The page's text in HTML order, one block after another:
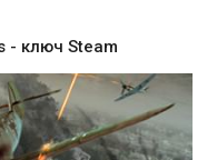
- ключ Steam